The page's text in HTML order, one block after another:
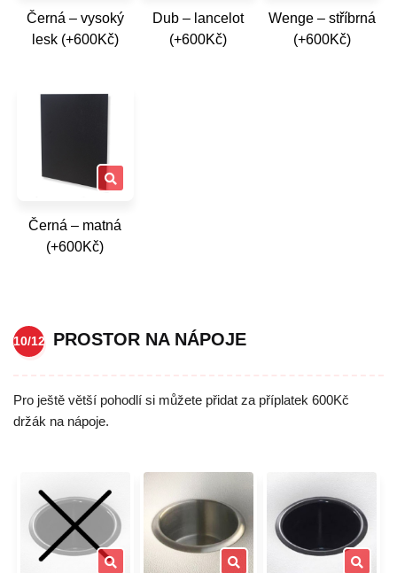
Černá – vysoký
lesk (+600Kč)
Dub – lancelot
(+600Kč)
Wenge – stříbrná
(+600Kč)
Černá – matná
(+600Kč)
10/12 PROSTOR NA NÁPOJE
Pro ještě větší pohodlí si můžete přidat za příplatek 600Kč
držák na nápoje.